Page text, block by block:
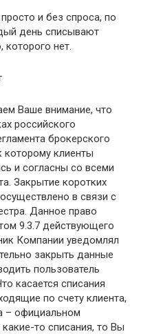
и без спроса, по
день списывают
нет.
Ваше внимание, что
российского
брокерского
которому клиенты
и согласны со всеми
Закрытие коротких
в связи с
Данное право
9.3.7 действующего
Компании уведомлял
закрыть данные
пользователь
касается списания
по счету клиента,
– официальном
то списания, то Вы